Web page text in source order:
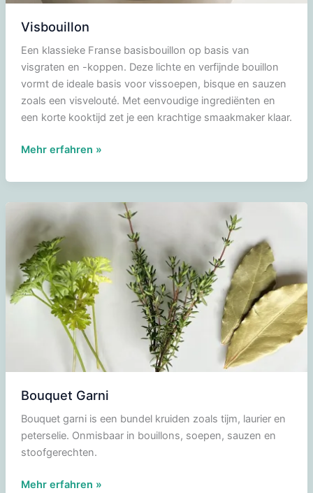
Visbouillon
Een klassieke Franse basisbouillon op basis van
visgraten en -koppen. Deze lichte en verfijnde bouillon
vormt de ideale basis voor vissoepen, bisque en sauzen
zoals een visvelouté. Met eenvoudige ingrediënten en
een korte kooktijd zet je een krachtige smaakmaker klaar.
Visbouillon
Mehr erfahren »
Bouquet Garni
Bouquet garni is een bundel kruiden zoals tijm, laurier en
peterselie. Onmisbaar in bouillons, soepen, sauzen en
stoofgerechten.
Bouquet
Mehr erfahren »